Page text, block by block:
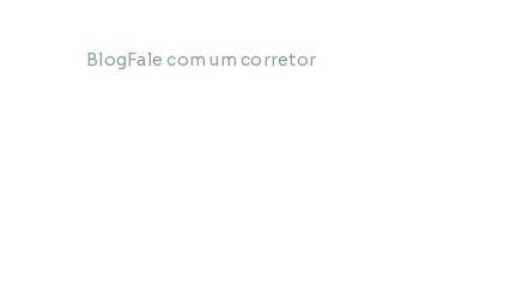
BlogFale com um corretor